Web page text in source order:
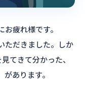
疲れ様です。
ただきました。しか
てきて分かった、
あります。